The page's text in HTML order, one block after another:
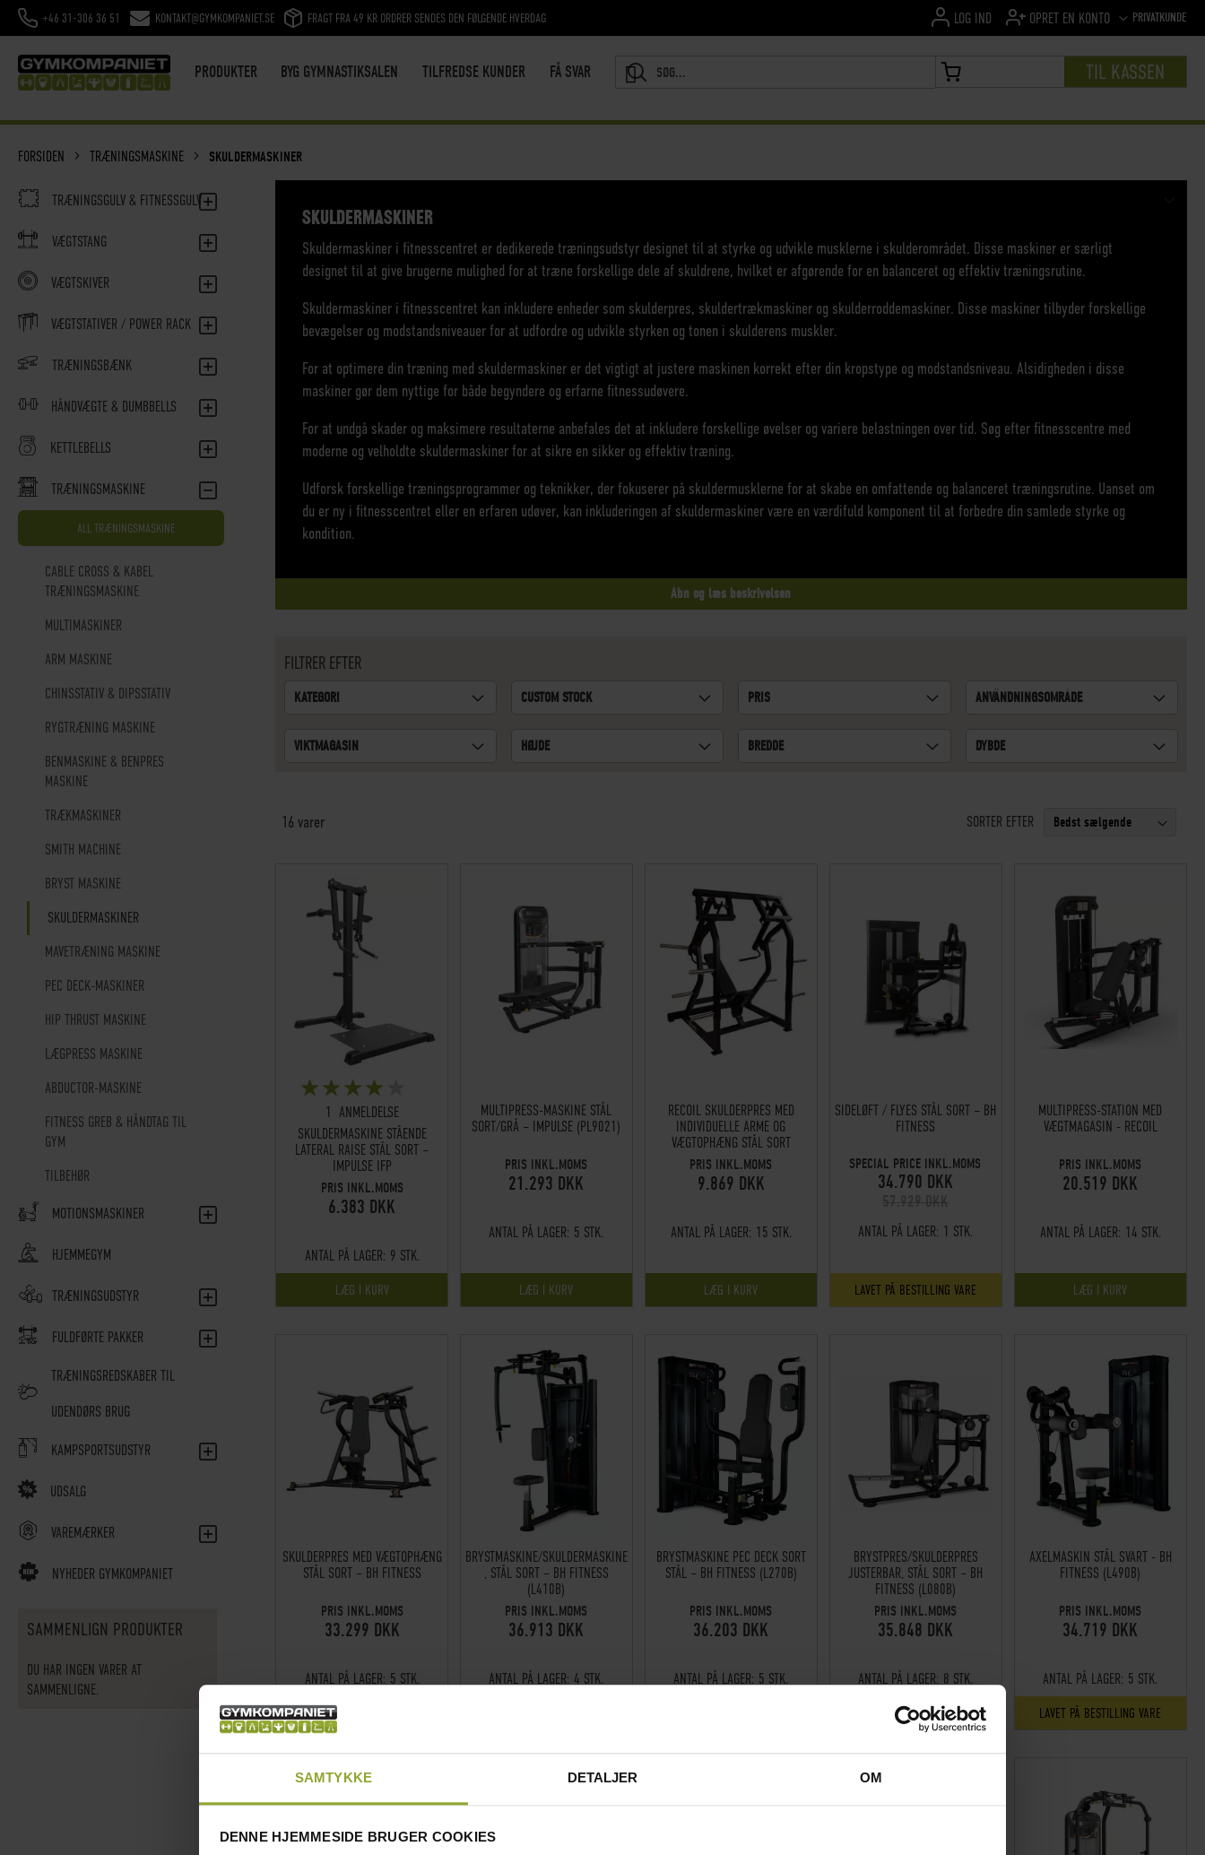
SAMTYKKE DETALJER OM
DENNE HJEMMESIDE BRUGER COOKIES
SKIP
CONTENT
SPROGPRIVATKUNDE
LOG IND OPRET EN KONTO
+46 31-306 36 51 KONTAKT@GYMKOMPANIET.SE FRAGT FRA 49 KR ORDRER SENDES DEN FØLGENDE HVERDAG
PRODUKTER BYG GYMNASTIKSALEN TILFREDSE KUNDER FÅ SVAR MIN INDKØBSKURV TIL KASSEN
FORSIDEN TRÆNINGSMASKINE SKULDERMASKINER
TRÆNINGSGULV & FITNESSGULV
VÆGTSTANG
VÆGTSKIVER
VÆGTSTATIVER / POWER RACK
TRÆNINGSBÆNK
HÅNDVÆGTE & DUMBBELLS
KETTLEBELLS
TRÆNINGSMASKINE
ALL TRÆNINGSMASKINE
CABLE CROSS & KABEL
TRÆNINGSMASKINE
MULTIMASKINER
ARM MASKINE
CHINSSTATIV & DIPSSTATIV
RYGTRÆNING MASKINE
BENMASKINE & BENPRES
MASKINE
TRÆKMASKINER
SMITH MACHINE
BRYST MASKINE
SKULDERMASKINER
MAVETRÆNING MASKINE
PEC DECK-MASKINER
HIP THRUST MASKINE
LÆGPRESS MASKINE
ABDUCTOR-MASKINE
FITNESS GREB & HÅNDTAG TIL
GYM
TILBEHØR
MOTIONSMASKINER
HJEMMEGYM
TRÆNINGSUDSTYR
FULDFØRTE PAKKER
TRÆNINGSREDSKABER TIL
UDENDØRS BRUG
KAMPSPORTSUDSTYR
UDSALG
VAREMÆRKER
NYHEDER GYMKOMPANIET
SAMMENLIGN PRODUKTER
DU HAR INGEN VARER AT
SAMMENLIGNE.
SKULDERMASKINER
Skuldermaskiner i fitnesscentret er dedikerede træningsudstyr designet til at styrke og udvikle musklerne i skulderområdet. Disse maskiner er særligt
designet til at give brugerne mulighed for at træne forskellige dele af skuldrene, hvilket er afgørende for en balanceret og effektiv træningsrutine.
Skuldermaskiner i fitnesscentret kan inkludere enheder som skulderpres, skuldertrækmaskiner og skulderroddemaskiner. Disse maskiner tilbyder forskellige
bevægelser og modstandsniveauer for at udfordre og udvikle styrken og tonen i skulderens muskler.
For at optimere din træning med skuldermaskiner er det vigtigt at justere maskinen korrekt efter din kropstype og modstandsniveau. Alsidigheden i disse
maskiner gør dem nyttige for både begyndere og erfarne fitnessudøvere.
For at undgå skader og maksimere resultaterne anbefales det at inkludere forskellige øvelser og variere belastningen over tid. Søg efter fitnesscentre med
moderne og velholdte skuldermaskiner for at sikre en sikker og effektiv træning.
Udforsk forskellige træningsprogrammer og teknikker, der fokuserer på skuldermusklerne for at skabe en omfattende og balanceret træningsrutine. Uanset om
du er ny i fitnesscentret eller en erfaren udøver, kan inkluderingen af skuldermaskiner være en værdifuld komponent til at forbedre din samlede styrke og
kondition.
Åbn og læs beskrivelsen
FILTRER EFTER
KATEGORI CUSTOM STOCK PRIS ANVÄNDNINGSOMRÅDE
VIKTMAGASIN HØJDE BREDDE DYBDE
16 varer SORTER EFTER
BEDØMMELSE:
80%
1 ANMELDELSE
SKULDERMASKINE STÅENDE
LATERAL RAISE STÅL SORT –
IMPULSE IFP
PRIS INKL.MOMS
6.383 DKK
ANTAL PÅ LAGER: 9 STK.
LÆG I KURV
MULTIPRESS-MASKINE STÅL
SORT/GRÅ – IMPULSE (PL9021)
PRIS INKL.MOMS
21.293 DKK
ANTAL PÅ LAGER: 5 STK.
LÆG I KURV
RECOIL SKULDERPRES MED
INDIVIDUELLE ARME OG
VÆGTOPHÆNG STÅL SORT
PRIS INKL.MOMS
9.869 DKK
ANTAL PÅ LAGER: 15 STK.
LÆG I KURV
SIDELØFT / FLYES STÅL SORT – BH
FITNESS
SPECIAL PRICE INKL.MOMS
34.790 DKK
57.929 DKK
ANTAL PÅ LAGER: 1 STK.
LAVET PÅ BESTILLING VARE
MULTIPRESS-STATION MED
VÆGTMAGASIN - RECOIL
PRIS INKL.MOMS
20.519 DKK
ANTAL PÅ LAGER: 14 STK.
LÆG I KURV
SKULDERPRES MED VÆGTOPHÆNG
STÅL SORT – BH FITNESS
PRIS INKL.MOMS
33.299 DKK
ANTAL PÅ LAGER: 5 STK.
LAVET PÅ BESTILLING VARE
BRYSTMASKINE/SKULDERMASKINE
, STÅL SORT – BH FITNESS
(L410B)
PRIS INKL.MOMS
36.913 DKK
ANTAL PÅ LAGER: 4 STK.
BRYSTMASKINE PEC DECK SORT
STÅL – BH FITNESS (L270B)
PRIS INKL.MOMS
36.203 DKK
ANTAL PÅ LAGER: 5 STK.
BRYSTPRES/SKULDERPRES
JUSTERBAR, STÅL SORT – BH
FITNESS (L080B)
PRIS INKL.MOMS
35.848 DKK
ANTAL PÅ LAGER: 8 STK.
LAVET PÅ BESTILLING VARE
AXELMASKIN STÅL SVART - BH
FITNESS (L490B)
PRIS INKL.MOMS
34.719 DKK
ANTAL PÅ LAGER: 5 STK.
LAVET PÅ BESTILLING VARE